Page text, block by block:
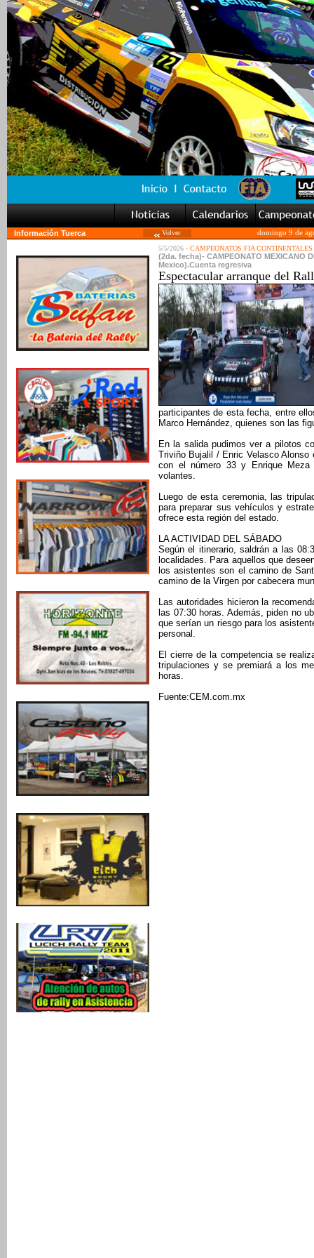
Información Tuerca Volver
domingo 9 de
5/5/2026 - CAMPEONATOS FIA CONTINENTALES
(2da. fecha)- CAMPEONATO MEXICANO
Mexico).Cuenta regresiva
Espectacular arranque del
participantes de esta fecha, entre
Marco Hernández, quienes son las
En la salida pudimos ver a pilotos
Triviño Bujalil / Enric Velasco
con el número 33 y Enrique
volantes.
Luego de esta ceremonia, las
para preparar sus vehículos y
ofrece esta región del estado.
LA ACTIVIDAD DEL SÁBADO
Según el itinerario, saldrán a las
localidades. Para aquellos que
los asistentes son el camino de
camino de la Virgen por cabecera
Las autoridades hicieron la
las 07:30 horas. Además, piden no
que serían un riesgo para los
personal.
El cierre de la competencia se
tripulaciones y se premiará a los
horas.
Fuente:CEM.com.mx